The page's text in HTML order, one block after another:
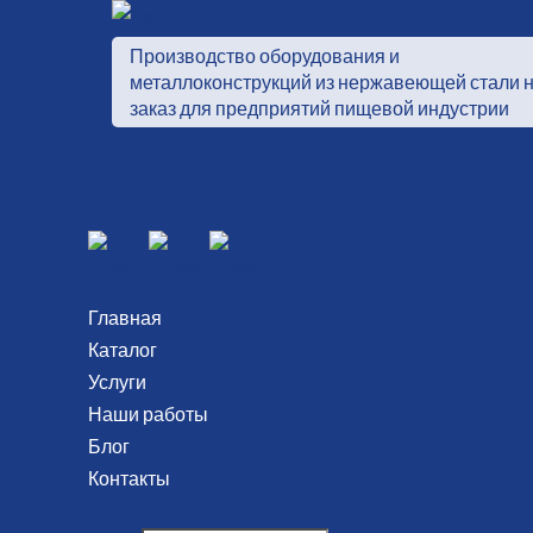
Производство оборудования и
металлоконструкций из нержавеющей стали
заказ для предприятий пищевой индустрии
Главная
Каталог
Услуги
Наши работы
Блог
Контакты